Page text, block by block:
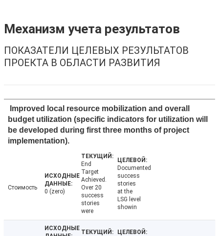
Механизм учета результатов
ПОКАЗАТЕЛИ ЦЕЛЕВЫХ РЕЗУЛЬТАТОВ
ПРОЕКТА В ОБЛАСТИ РАЗВИТИЯ
Improved local resource mobilization and overall
budget utilization (specific indicators for utilization will
be developed during first three months of project
implementation).
Стоимость
0 (zero)
End
Target
Achieved.
Over 20
success
stories
were
Documented
success
stories
at the
LSG level
showin